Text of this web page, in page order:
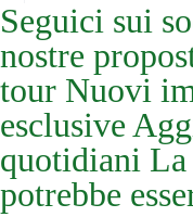
Seguici sui
nostre
tour Nuovi
esclusive
quotidiani La
potrebbe